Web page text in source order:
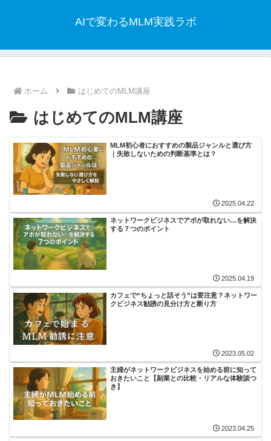
AIで変わるMLM実践ラボ
ホーム はじめてのMLM講座
はじめてのMLM講座
MLM初心者におすすめの製品ジャンルと選び方
｜失敗しないための判断基準とは？
2025.04.22
ネットワークビジネスでアポが取れない…を解決
する７つのポイント
2025.04.19
カフェで“ちょっと話そう”は要注意？ネットワー
クビジネス勧誘の見分け方と断り方
2023.05.02
主婦がネットワークビジネスを始める前に知って
おきたいこと【副業との比較・リアルな体験談つ
き】
2023.04.25